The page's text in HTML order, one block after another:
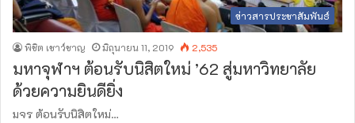
ข่าวสารประชาสัมพันธ์
พิชิต เชาว์ชาญ มิถุนายน 11, 2019 2,535
มหาจุฬาฯ ต้อนรับนิสิตใหม่ ’62 สู่มหาวิทยาลัย
ด้วยความยินดียิ่ง​
มจร ต้อนรับนิสิตใหม่…